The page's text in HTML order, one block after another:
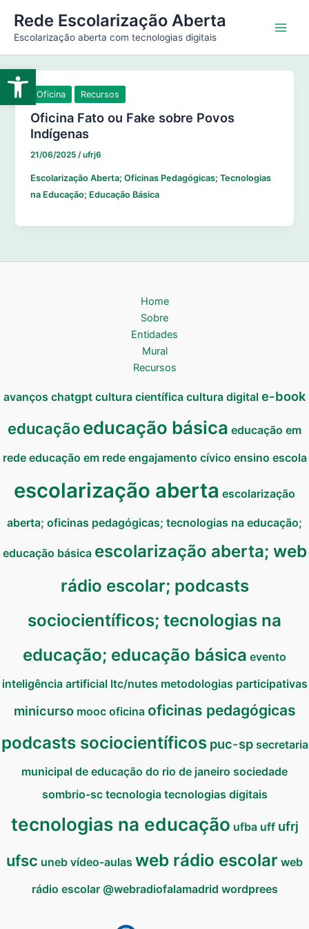
Abrir a barra de ferramentas
para
conteúdo
Rede Escolarização Aberta
Escolarização aberta com tecnologias digitais
Oficina Recursos
Oficina Fato ou Fake sobre Povos
Indígenas
21/06/2025/ufrj6
Escolarização Aberta; Oficinas Pedagógicas; Tecnologias
na Educação; Educação Básica
Home
Sobre
Entidades
Mural
Recursos
avanços chatgpt cultura científica cultura digital e-book
educaçãoeducação básica educação em
rede educação em rede engajamento cívico ensino escola
escolarização aberta escolarização
aberta; oficinas pedagógicas; tecnologias na educação;
educação básica escolarização aberta; web
rádio escolar; podcasts
sociocientíficos; tecnologias na
educação; educação básica evento
inteligência artificial ltc/nutes metodologias participativas
minicurso mooc oficina oficinas pedagógicas
podcasts sociocientíficos puc-sp secretaria
municipal de educação do rio de janeiro sociedade
sombrio-sc tecnologia tecnologias digitais
tecnologias na educação ufba uff ufrj
ufsc uneb vídeo-aulas web rádio escolar web
rádio escolar @webradiofalamadrid wordprees